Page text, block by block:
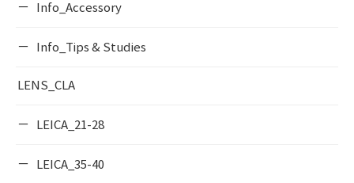
Info_Accessory
Info_Tips & Studies
LENS_CLA
LEICA_21-28
LEICA_35-40